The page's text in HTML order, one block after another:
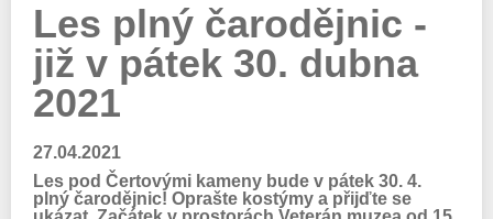
Les plný čarodějnic -
již v pátek 30. dubna
2021
27.04.2021
Les pod Čertovými kameny bude v pátek 30. 4.
plný čarodějnic! Oprašte kostýmy a přijďte se